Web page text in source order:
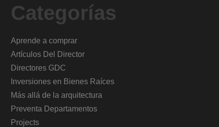
Categorías
Aprende a comprar
Artículos Del Director
Directores GDC
Inversiones en Bienes Raíces
Más allá de la arquitectura
Preventa Departamentos
Projects